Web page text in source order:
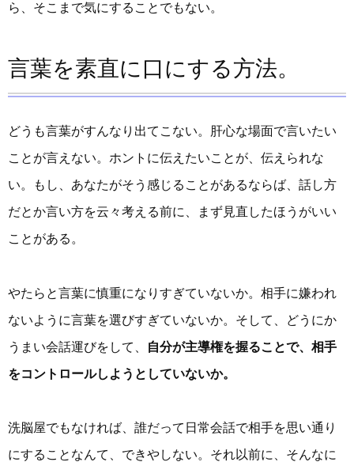
ら、そこまで気にすることでもない。
言葉を素直に口にする方法。
どうも言葉がすんなり出てこない。肝心な場面で言いたい
ことが言えない。ホントに伝えたいことが、伝えられな
い。もし、あなたがそう感じることがあるならば、話し方
だとか言い方を云々考える前に、まず見直したほうがいい
ことがある。
やたらと言葉に慎重になりすぎていないか。相手に嫌われ
ないように言葉を選びすぎていないか。そして、どうにか
うまい会話運びをして、
自分が主導権を握ることで、相手
をコントロールしようとしていないか。
洗脳屋でもなければ、誰だって日常会話で相手を思い通り
にすることなんて、できやしない。それ以前に、そんなに